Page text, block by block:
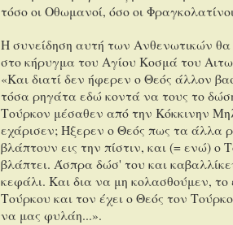
τόσο οι Οθωμανοί, όσο οι
Η συνείδηση αυτή των Ανθενωτικών θα
στο κήρυγμα του Αγίου Κοσμά του
«Και διατί δεν ήφερεν ο Θεός άλλον
τόσα ρηγάτα εδώ κοντά να τους το
Τούρκον μέσαθεν από την Κόκκινην
εχάρισεν; Ήξερεν ο Θεός πως τα άλλα
βλάπτουν εις την πίστιν, και (= ενώ) ο
βλάπτει. Άσπρα δώσ' του και
κεφάλι. Και δια να μη κολασθούμεν, το
Τούρκου και τον έχει ο Θεός τον
να μας φυλάη...».